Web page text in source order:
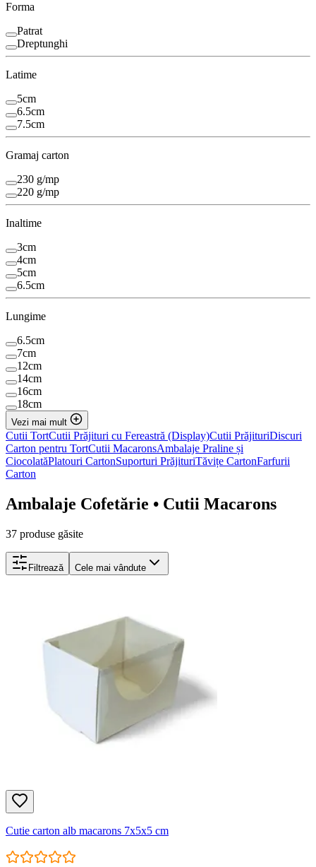
Forma
Patrat
Dreptunghi
Latime
5cm
6.5cm
7.5cm
Gramaj carton
230 g/mp
220 g/mp
Inaltime
3cm
4cm
5cm
6.5cm
Lungime
6.5cm
7cm
12cm
14cm
16cm
18cm
Vezi mai mult
Cutii TortCutii Prăjituri cu Fereastră (Display)Cutii PrăjituriDiscuri
Carton pentru TortCutii MacaronsAmbalaje Praline și
CiocolatăPlatouri CartonSuporturi PrăjituriTăvițe CartonFarfurii
Carton
Ambalaje Cofetărie • Cutii Macarons
37 produse găsite
Filtrează Cele mai vândute
Cutie carton alb macarons 7x5x5 cm